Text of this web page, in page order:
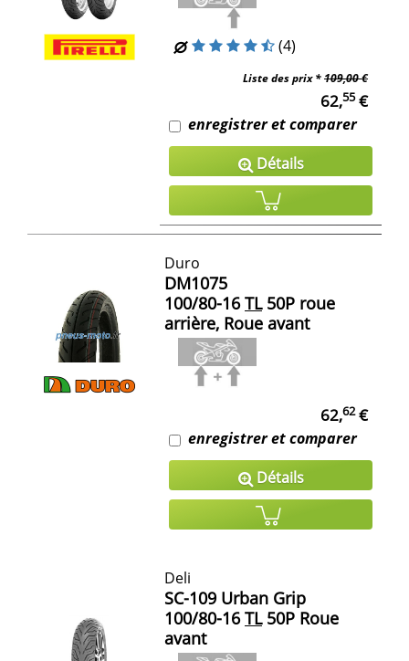
(4)
Liste des prix *109,00 €
62,55€
enregistrer et comparer
Détails
Duro
DM1075
100/80-16 TL50P roue
arrière, Roue avant
62,62€
enregistrer et comparer
Détails
Deli
SC-109 Urban Grip
100/80-16 TL50P Roue
avant